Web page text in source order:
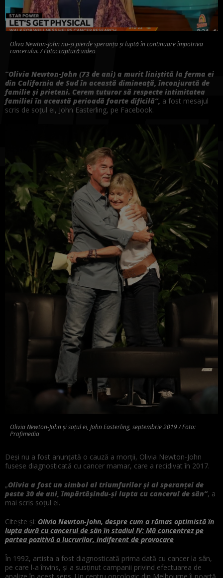
Oliva Newton-John nu-și pierde speranța și luptă în continuare împotriva
cancerului. / Foto: captură video
”Olivia Newton-John (73 de ani) a murit liniştită la ferma ei
din California de Sud în această dimineaţă, înconjurată de
familie şi prieteni. Cerem tuturor să respecte intimitatea
familiei în această perioadă foarte dificilă”, a fost mesajul
scris de soţul ei, John Easterling, pe Facebook.
Olivia Newton-John și soțul ei, John Easterling, septembrie 2019 / Foto:
Profimedia
Deși nu a fost anunțată o cauză a morții, Olivia Newton-John
fusese diagnosticată cu cancer mamar, care a recidivat în 2017.
„Olivia a fost un simbol al triumfurilor şi al speranţei de
peste 30 de ani, împărtăşindu-şi lupta cu cancerul de sân”, a
mai scris soţul ei.
Citește și: Olivia Newton-John, despre cum a rămas optimistă în
lupta dură cu cancerul de sân în stadiul IV: Mă concentrez pe
partea pozitivă a lucrurilor, indiferent de provocare
În 1992, artista a fost diagnosticată prima dată cu cancer la sân,
pe care l-a învins, şi a susţinut campanii privind efectuarea de